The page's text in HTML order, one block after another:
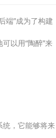
端”成为了构建
以用“陶醉”来
统，它能够将来